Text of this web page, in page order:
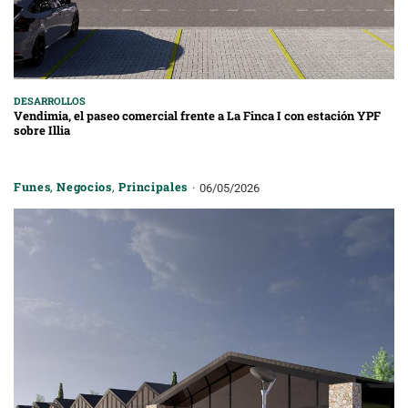
DESARROLLOS
Vendimia, el paseo comercial frente a La Finca I con estación YPF
sobre Illia
Funes,Negocios, Principales 06/05/2026